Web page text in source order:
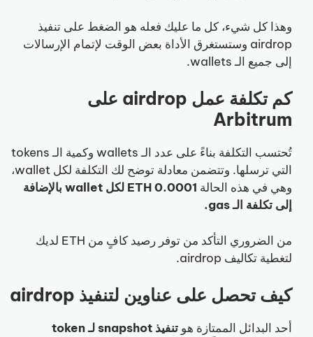
وهذا كل شيء، كل ما عليك فعله هو الضغط على تنفيذ
airdrop وستستغرق الأداة بعض الوقت لإتمام الإرسالات
إلى جميع الـ wallets.
كم تكلفة عمل airdrop على
Arbitrum
تُحتسب التكلفة بناءً على عدد الـ wallets وكمية الـ tokens
التي ترسلها. وتتضمن معادلة توضح لك التكلفة لكل wallet،
وهي في هذه الحالة
0.0001 ETH لكل wallet بالإضافة
إلى تكلفة الـ gas.
من الضروري التأكد من توفر رصيد كافٍ من ETH لديك
لتغطية تكاليف airdrop.
كيف تحصل على عناوين لتنفيذ airdrop
أحد البدائل الممتازة هو
تنفيذ snapshot لـ token